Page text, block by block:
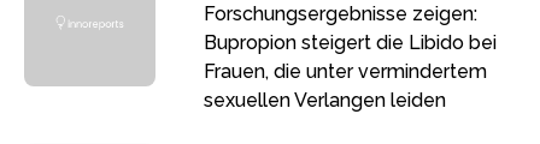
Forschungsergebnisse zeigen:
Bupropion steigert die Libido bei
Frauen, die unter vermindertem
sexuellen Verlangen leiden